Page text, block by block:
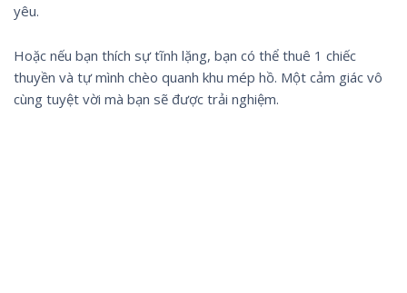
yêu.
Hoặc nếu bạn thích sự tĩnh lặng, bạn có thể thuê 1 chiếc
thuyền và tự mình chèo quanh khu mép hồ. Một cảm giác vô
cùng tuyệt vời mà bạn sẽ được trải nghiệm.